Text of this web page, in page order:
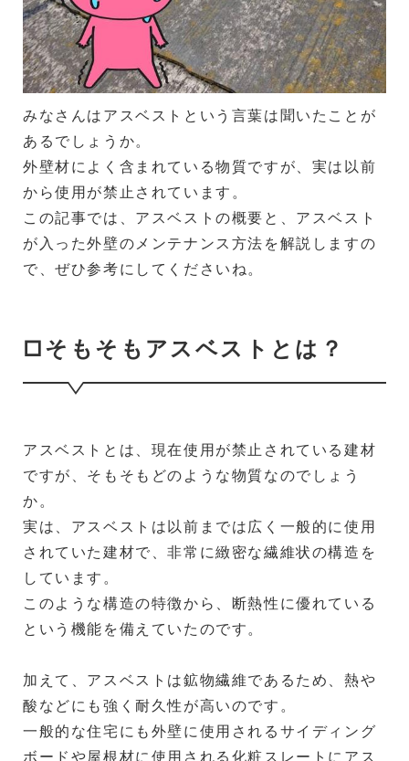
みなさんはアスベストという言葉は聞いたことが
あるでしょうか。
外壁材によく含まれている物質ですが、実は以前
から使用が禁止されています。
この記事では、アスベストの概要と、アスベスト
が入った外壁のメンテナンス方法を解説しますの
で、ぜひ参考にしてくださいね。
□そもそもアスベストとは？
アスベストとは、現在使用が禁止されている建材
ですが、そもそもどのような物質なのでしょう
か。
実は、アスベストは以前までは広く一般的に使用
されていた建材で、非常に緻密な繊維状の構造を
しています。
このような構造の特徴から、断熱性に優れている
という機能を備えていたのです。
加えて、アスベストは鉱物繊維であるため、熱や
酸などにも強く耐久性が高いのです。
一般的な住宅にも外壁に使用されるサイディング
ボードや屋根材に使用される化粧スレートにアス